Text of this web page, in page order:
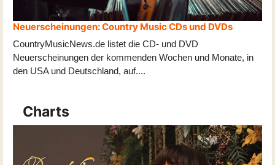
Neuerscheinungen: Country Music CDs und DVDs
CountryMusicNews.de listet die CD- und DVD
Neuerscheinungen der kommenden Wochen und Monate, in
den USA und Deutschland, auf....
Charts